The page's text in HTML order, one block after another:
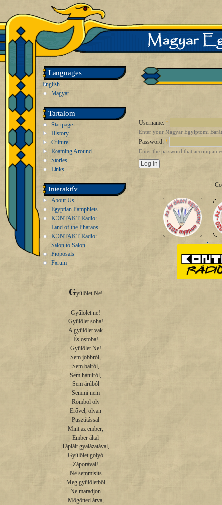
Languages
English
Magyar
Tartalom
Startpage
History
Culture
Roaming Around
Stories
Links
Interaktív
About Us
Egyptian Pamphlets
KONTAKT Radio:
Land of the Pharaos
KONTAKT Radio:
Salon to Salon
Proposals
Forum
Gyűlölet Ne!
Gyűlölet ne!
Gyűlölet soha!
A gyűlölet vak
És ostoba!
Gyűlölet Ne!
Sem jobbról,
Sem balról,
Sem hátulról,
Sem árúból
Semmi nem
Rombol oly
Erővel, olyan
Pusztítással
Mint az ember,
Ember által
Táplált gyalázatával,
Gyűlölet golyó
Záporával!
Ne semmisíts
Meg gyűlöletből
Ne maradjon
Mögötted árva,
Username: *
Enter your Magyar Egyiptomi
Password: *
Enter the password that